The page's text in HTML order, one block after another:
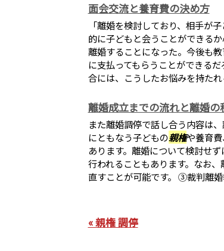
面会交流と養育費の決め方
「離婚を検討しており、相手が
的に子どもと会うことができる
離婚することになった。今後も
に支払ってもらうことができる
合には、こうしたお悩みを持たれ
離婚成立までの流れと離婚の
また離婚調停で話し合う内容は
にともなう子どもの親権や養育
あります。離婚について検討せ
行われることもあります。なお
直すことが可能です。 ③裁判離婚
« 親権 調停